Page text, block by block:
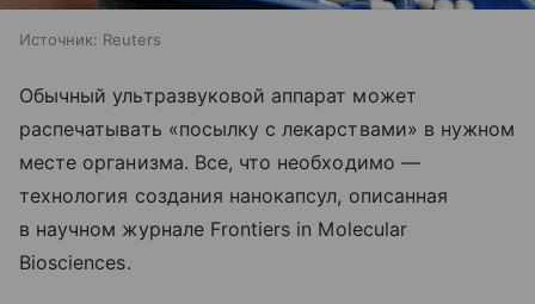
Источник: Reuters
Обычный ультразвуковой аппарат может
распечатывать «посылку с лекарствами» в нужном
месте организма. Все, что необходимо —
технология создания нанокапсул, описанная
в научном журнале Frontiers in Molecular
Biosciences.